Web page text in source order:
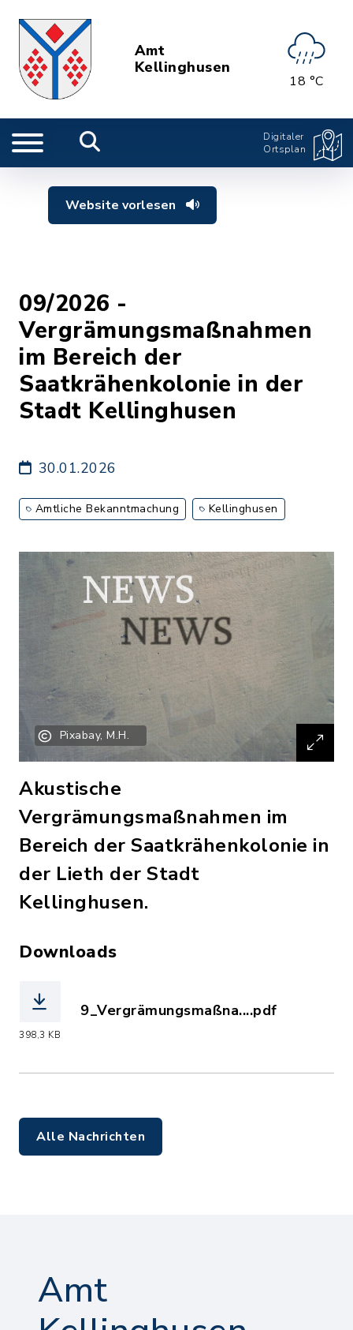
Amt
Kellinghusen
18 °C
Digitaler
Ortsplan
Website vorlesen
09/2026 -
Vergrämungsmaßnahmen
im Bereich der
Saatkrähenkolonie in der
Stadt Kellinghusen
30.01.2026
Amtliche Bekanntmachung Kellinghusen
Pixabay, M.H.
Akustische
Vergrämungsmaßnahmen im
Bereich der Saatkrähenkolonie in
der Lieth der Stadt
Kellinghusen.
Downloads
398,3 KB
9_Vergrämungsmaßna....pdf
Alle Nachrichten
Amt